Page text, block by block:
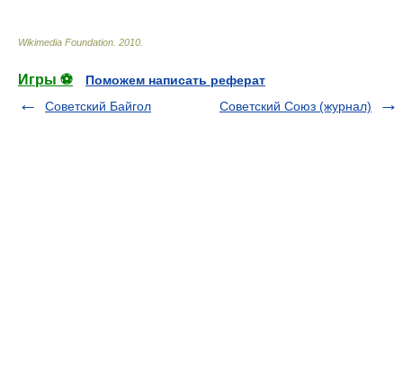
Wikimedia Foundation 2010
Игры ⚽
Поможем написать реферат
Советский Байгол
Советский Союз (журнал)